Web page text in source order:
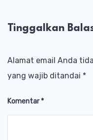
Tinggalkan
Alamat email Anda
yang wajib ditandai *
Komentar*